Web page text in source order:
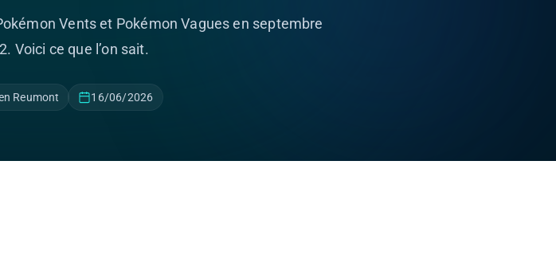
Vents et Pokémon Vagues en septembre
Voici ce que l’on sait.
Reumont 16/06/2026